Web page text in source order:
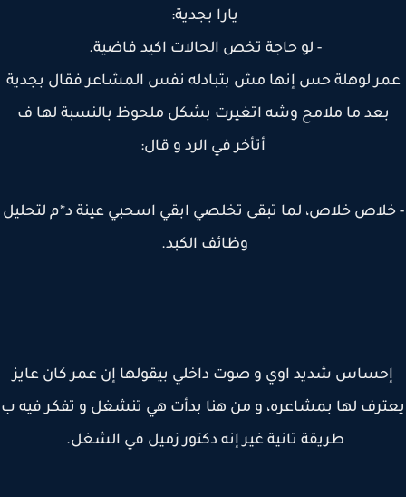
يارا بجدية:
- لو حاجة تخص الحالات اكيد فاضية.
لوهلة حس إنها مش بتبادله نفس المشاعر فقال بجدية
بعد ما ملامح وشه اتغيرت بشكل ملحوظ بالنسبة لها ف
أتأخر في الرد و قال:
خلاص، لما تبقى تخلصي ابقي اسحبي عينة د*م لتحليل
وظائف الكبد.
شديد اوي و صوت داخلي بيقولها إن عمر كان عايز
لها بمشاعره، و من هنا بدأت هي تنشغل و تفكر فيه ب
طريقة تانية غير إنه دكتور زميل في الشغل.